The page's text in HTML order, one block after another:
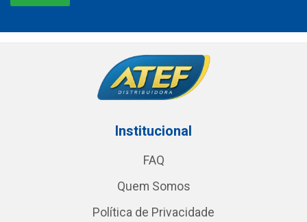
Institucional
FAQ
Quem Somos
Política de Privacidade